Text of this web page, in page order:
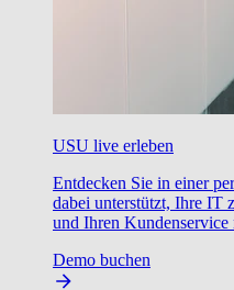
USU live erleben
Entdecken Sie in einer
dabei unterstützt, Ihre IT
und Ihren Kundenservice
Demo buchen